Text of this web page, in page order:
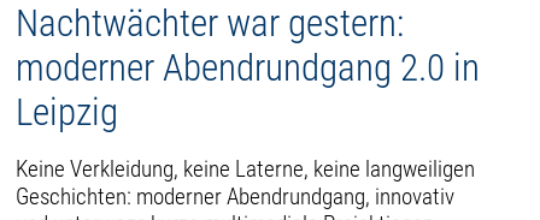
Nachtwächter war gestern:
moderner Abendrundgang 2.0 in
Leipzig
Keine Verkleidung, keine Laterne, keine langweiligen
Geschichten: moderner Abendrundgang, innovativ